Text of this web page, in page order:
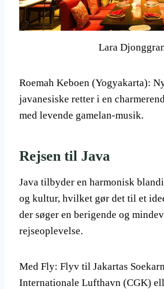
Lara
Roemah Keboen (Yogyakarta):
javanesiske retter i en
med levende gamelan-musik.
Rejsen til Java
Java tilbyder en harmonisk
og kultur, hvilket gør det til et
der søger en berigende og
rejseoplevelse.
Med Fly: Flyv til Jakartas
Internationale Lufthavn (CGK)